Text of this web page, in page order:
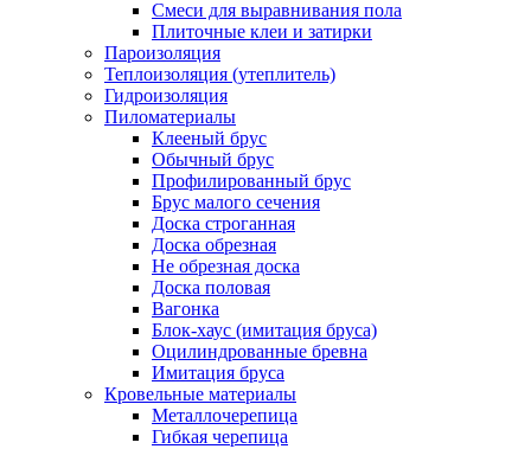
Смеси для выравнивания пола
Плиточные клеи и затирки
Пароизоляция
Теплоизоляция (утеплитель)
Гидроизоляция
Пиломатериалы
Клееный брус
Обычный брус
Профилированный брус
Брус малого сечения
Доска строганная
Доска обрезная
Не обрезная доска
Доска половая
Вагонка
Блок-хаус (имитация бруса)
Оцилиндрованные бревна
Имитация бруса
Кровельные материалы
Металлочерепица
Гибкая черепица